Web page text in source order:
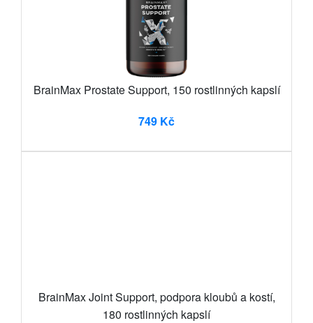
BrainMax Prostate Support, 150 rostlinných kapslí
749 Kč
BrainMax Joint Support, podpora kloubů a kostí,
180 rostlinných kapslí